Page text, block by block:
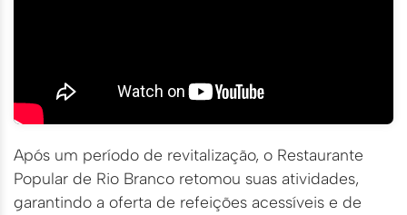
Após um período de revitalização, o Restaurante
Popular de Rio Branco retomou suas atividades,
garantindo a oferta de refeições acessíveis e de